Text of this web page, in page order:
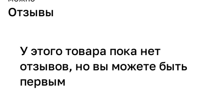
Отзывы
У этого товара пока нет
отзывов, но вы можете быть
первым